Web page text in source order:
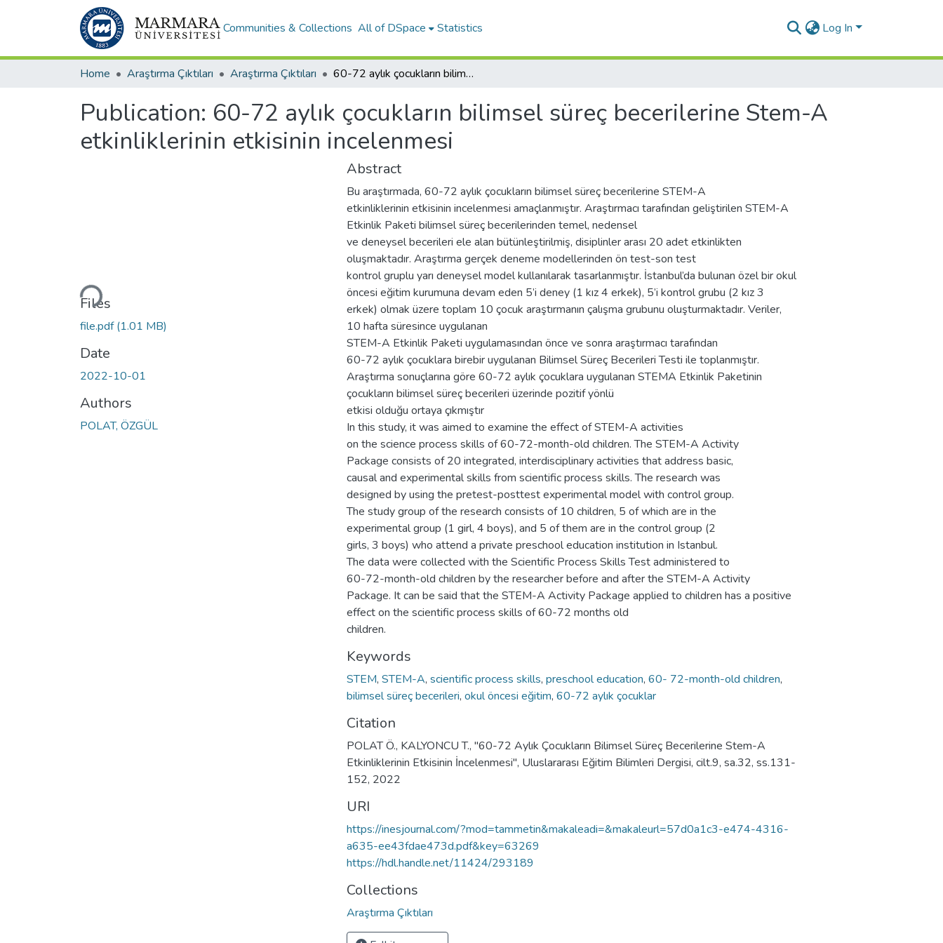
Communities & Collections All of DSpace Statistics Log In
Home Araştırma Çıktıları Araştırma Çıktıları 60-72 aylık çocukların bilimsel süreç becerilerine Stem-A etkinliklerinin etkisinin incelenmesi
Publication: 60-72 aylık çocukların bilimsel süreç becerilerine Stem-A
etkinliklerinin etkisinin incelenmesi
Loading...
Files
file.pdf(1.01 MB)
Date
2022-10-01
Authors
POLAT, ÖZGÜL
Abstract
Bu araştırmada, 60-72 aylık çocukların bilimsel süreç becerilerine STEM-A
etkinliklerinin etkisinin incelenmesi amaçlanmıştır. Araştırmacı tarafından geliştirilen STEM-A
Etkinlik Paketi bilimsel süreç becerilerinden temel, nedensel
ve deneysel becerileri ele alan bütünleştirilmiş, disiplinler arası 20 adet etkinlikten
oluşmaktadır. Araştırma gerçek deneme modellerinden ön test-son test
kontrol gruplu yarı deneysel model kullanılarak tasarlanmıştır. İstanbul’da bulunan özel bir okul
öncesi eğitim kurumuna devam eden 5’i deney (1 kız 4 erkek), 5’i kontrol grubu (2 kız 3
erkek) olmak üzere toplam 10 çocuk araştırmanın çalışma grubunu oluşturmaktadır. Veriler,
10 hafta süresince uygulanan
STEM-A Etkinlik Paketi uygulamasından önce ve sonra araştırmacı tarafından
60-72 aylık çocuklara birebir uygulanan Bilimsel Süreç Becerileri Testi ile toplanmıştır.
Araştırma sonuçlarına göre 60-72 aylık çocuklara uygulanan STEMA Etkinlik Paketinin
çocukların bilimsel süreç becerileri üzerinde pozitif yönlü
etkisi olduğu ortaya çıkmıştır
In this study, it was aimed to examine the effect of STEM-A activities
on the science process skills of 60-72-month-old children. The STEM-A Activity
Package consists of 20 integrated, interdisciplinary activities that address basic,
causal and experimental skills from scientific process skills. The research was
designed by using the pretest-posttest experimental model with control group.
The study group of the research consists of 10 children, 5 of which are in the
experimental group (1 girl, 4 boys), and 5 of them are in the control group (2
girls, 3 boys) who attend a private preschool education institution in Istanbul.
The data were collected with the Scientific Process Skills Test administered to
60-72-month-old children by the researcher before and after the STEM-A Activity
Package. It can be said that the STEM-A Activity Package applied to children has a positive
effect on the scientific process skills of 60-72 months old
children.
Keywords
STEM, STEM-A, scientific process skills, preschool education, 60- 72-month-old children,
bilimsel süreç becerileri, okul öncesi eğitim, 60-72 aylık çocuklar
Citation
POLAT Ö., KALYONCU T., "60-72 Aylık Çocukların Bilimsel Süreç Becerilerine Stem-A
Etkinliklerinin Etkisinin İncelenmesi", Uluslararası Eğitim Bilimleri Dergisi, cilt.9, sa.32, ss.131-
152, 2022
URI
https://inesjournal.com/?mod=tammetin&makaleadi=&makaleurl=57d0a1c3-e474-4316-
a635-ee43fdae473d.pdf&key=63269
https://hdl.handle.net/11424/293189
Collections
Araştırma Çıktıları